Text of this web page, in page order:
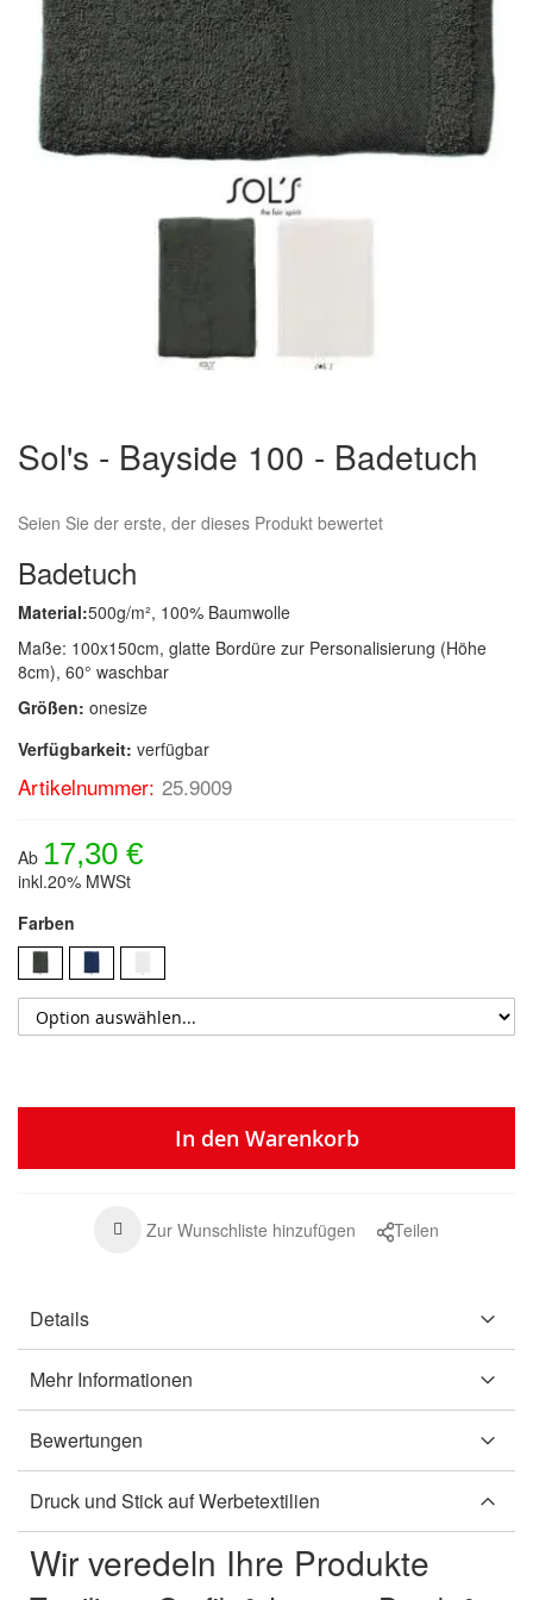
der
Bildergalerie
Sol's - Bayside 100 - Badetuch
Seien Sie der erste, der dieses Produkt bewertet
Badetuch
Material:500g/m², 100% Baumwolle
Maße: 100x150cm, glatte Bordüre zur Personalisierung (Höhe
8cm), 60° waschbar
Größen: onesize
Verfügbarkeit: verfügbar
Artikelnummer: 25.9009
Ab 17,30 €
inkl.20% MWSt
Farben
In den Warenkorb
Zur Wunschliste hinzufügen Teilen
Details
Mehr Informationen
Bewertungen
Druck und Stick auf Werbetextilien
Wir veredeln Ihre Produkte